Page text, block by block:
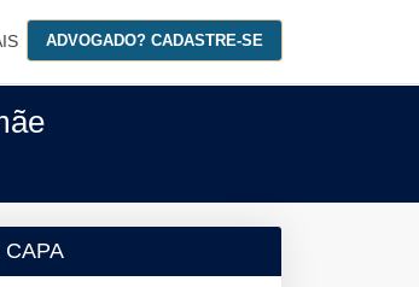
ADVOGADO? CADASTRE-SE
CAPA